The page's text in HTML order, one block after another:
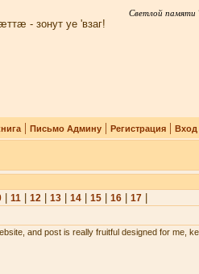
Светлой памяти
- зонут уе 'взаг!
| Письмо Админу| Регистрация| Вход
| 11| 12| 13| 14| 15| 16| 17|
and post is really fruitful designed for me,